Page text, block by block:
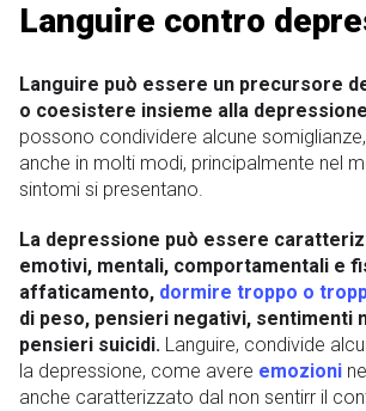
Languire contro
Languire può essere un precursore
o coesistere insieme alla
possono condividere alcune
anche in molti modi, principalmente nel
sintomi si presentano.
La depressione può essere
emotivi, mentali, comportamentali e
affaticamento, dormire troppo o
di peso, pensieri negativi, sentimenti
pensieri suicidi. Languire, condivide
la depressione, come avere emozioni
anche caratterizzato dal non sentirr il